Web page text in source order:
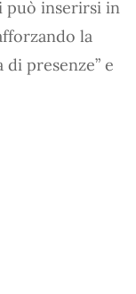
può inserirsi in
la
di presenze” e